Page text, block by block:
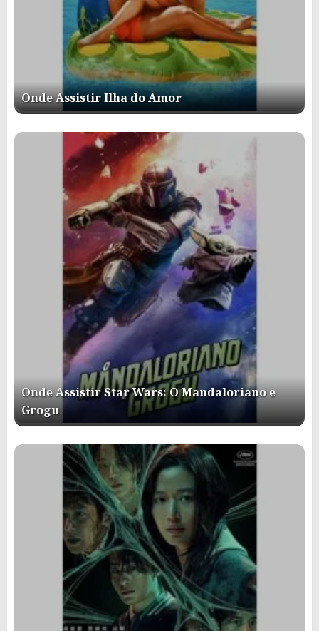
Onde Assistir Ilha do Amor
Onde Assistir Star Wars: O Mandaloriano e
Grogu